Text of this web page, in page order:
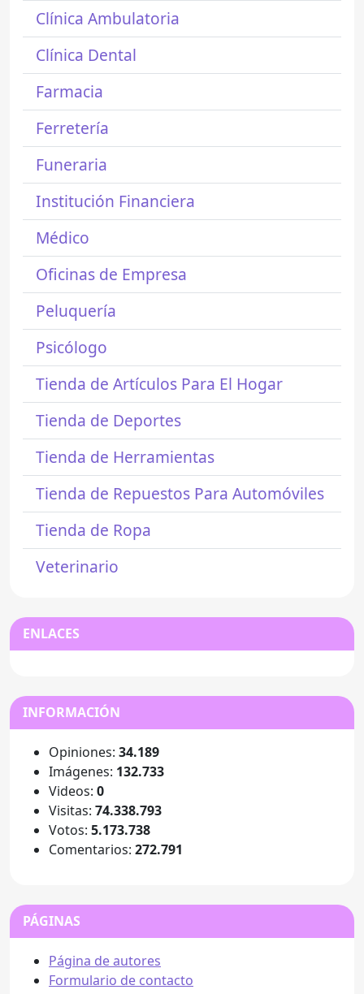
Clínica Ambulatoria
Clínica Dental
Farmacia
Ferretería
Funeraria
Institución Financiera
Médico
Oficinas de Empresa
Peluquería
Psicólogo
Tienda de Artículos Para El Hogar
Tienda de Deportes
Tienda de Herramientas
Tienda de Repuestos Para Automóviles
Tienda de Ropa
Veterinario
ENLACES
INFORMACIÓN
Opiniones: 34.189
Imágenes: 132.733
Videos: 0
Visitas: 74.338.793
Votos: 5.173.738
Comentarios: 272.791
PÁGINAS
Página de autores
Formulario de contacto